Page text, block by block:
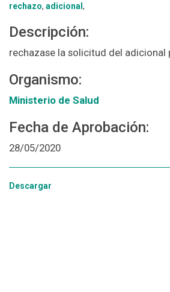
rechazo, adicional ,
Descripción:
rechazase la solicitud del
Organismo:
Ministerio de Salud
Fecha de Aprobación:
28/05/2020
Descargar